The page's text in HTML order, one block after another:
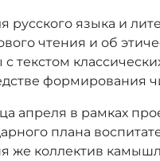
русского языка и
чтения и об
с текстом
формирования
апреля в рамках
плана
же коллектив